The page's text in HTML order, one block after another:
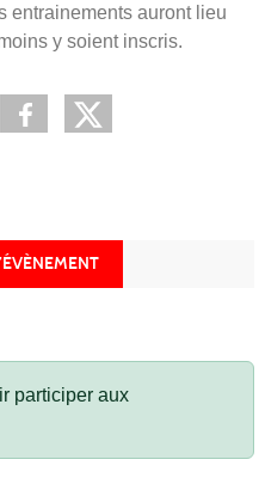
entrainements auront lieu
y soient inscris.
participer aux